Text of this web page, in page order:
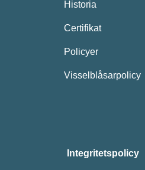
Historia
Certifikat
Policyer
Visselblåsarpolicy
Integritetspolicy